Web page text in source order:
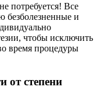
потребуется! Все
безболезненные и
чтобы исключить
время процедуры
от степени